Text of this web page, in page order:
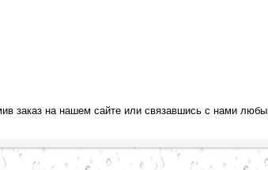
заказ на нашем сайте или связавшись с нами